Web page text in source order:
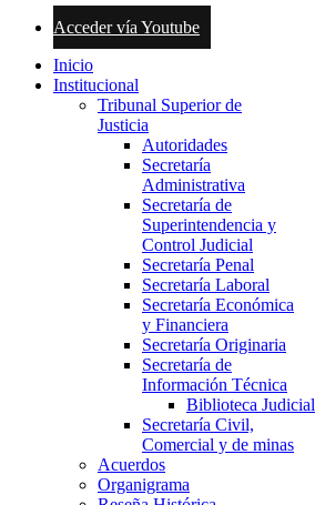
Acceder vía Youtube
Inicio
Institucional
Tribunal Superior de
Justicia
Autoridades
Secretaría
Administrativa
Secretaría de
Superintendencia y
Control Judicial
Secretaría Penal
Secretaría Laboral
Secretaría Económica
y Financiera
Secretaría Originaria
Secretaría de
Información Técnica
Biblioteca Judicial
Secretaría Civil,
Comercial y de minas
Acuerdos
Organigrama